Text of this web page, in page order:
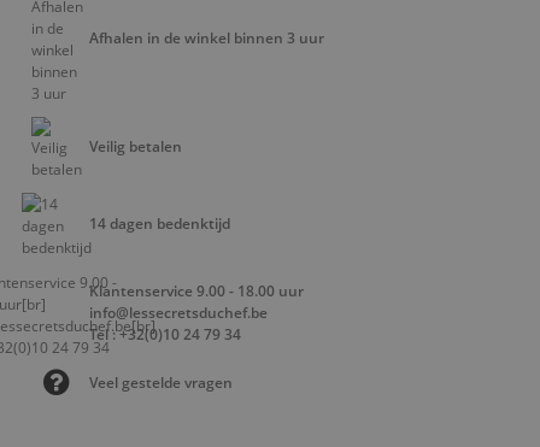
Afhalen in de winkel binnen 3 uur
Veilig betalen
14 dagen bedenktijd
Klantenservice 9.00 - 18.00 uur
info@lessecretsduchef.be
Tel : +32(0)10 24 79 34
Veel gestelde vragen